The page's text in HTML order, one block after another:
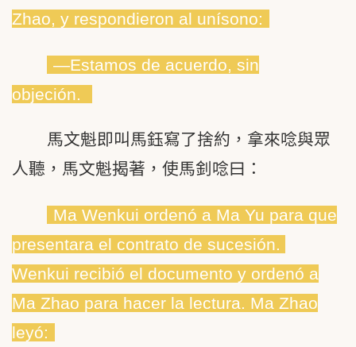
Zhao, y respondieron al unísono:
―Estamos de acuerdo, sin
objeción.
馬文魁即叫馬鈺寫了捨約，拿來唸與眾
人聽，馬文魁揭著，使馬釗唸曰：
Ma Wenkui ordenó a Ma Yu para que
presentara el contrato de sucesión.
Wenkui recibió el documento y ordenó a
Ma Zhao para hacer la lectura. Ma Zhao
leyó: